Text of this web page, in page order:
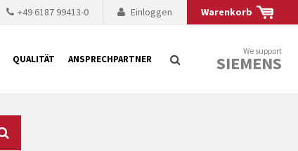
Warenkorb
Einloggen
+49 6187 99413-0
QUALITÄT ANSPRECHPARTNER
We support
SIEMENS